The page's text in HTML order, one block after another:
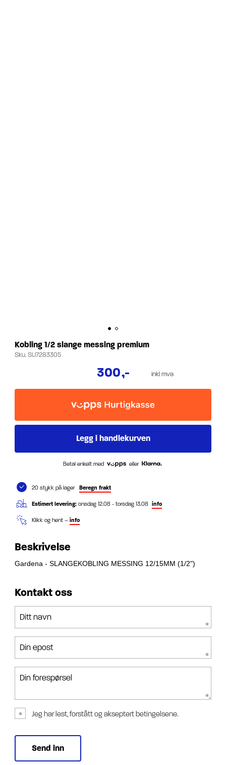
Kobling 1/2 slange messing premium
Sku.SU7283305
300,- inkl mva
Betal enkelt med eller
20 stykk på lager Beregn frakt
Estimert levering: onsdag 12.08 - torsdag 13.08 info
Klikk og hent – info
Beskrivelse
Gardena - SLANGEKOBLING MESSING 12/15MM (1/2")
Kontakt oss
Ditt navn
Din epost
Din forespørsel
Jeg har lest, forstått og akseptert betingelsene.